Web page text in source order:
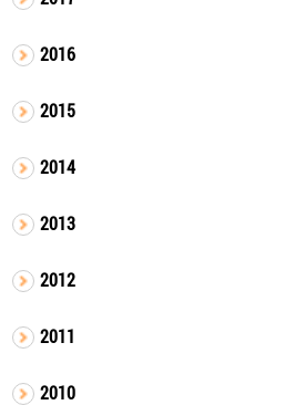
2016
2015
2014
2013
2012
2011
2010